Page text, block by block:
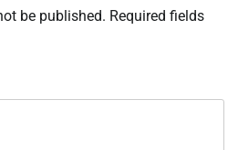
be published. Required fields